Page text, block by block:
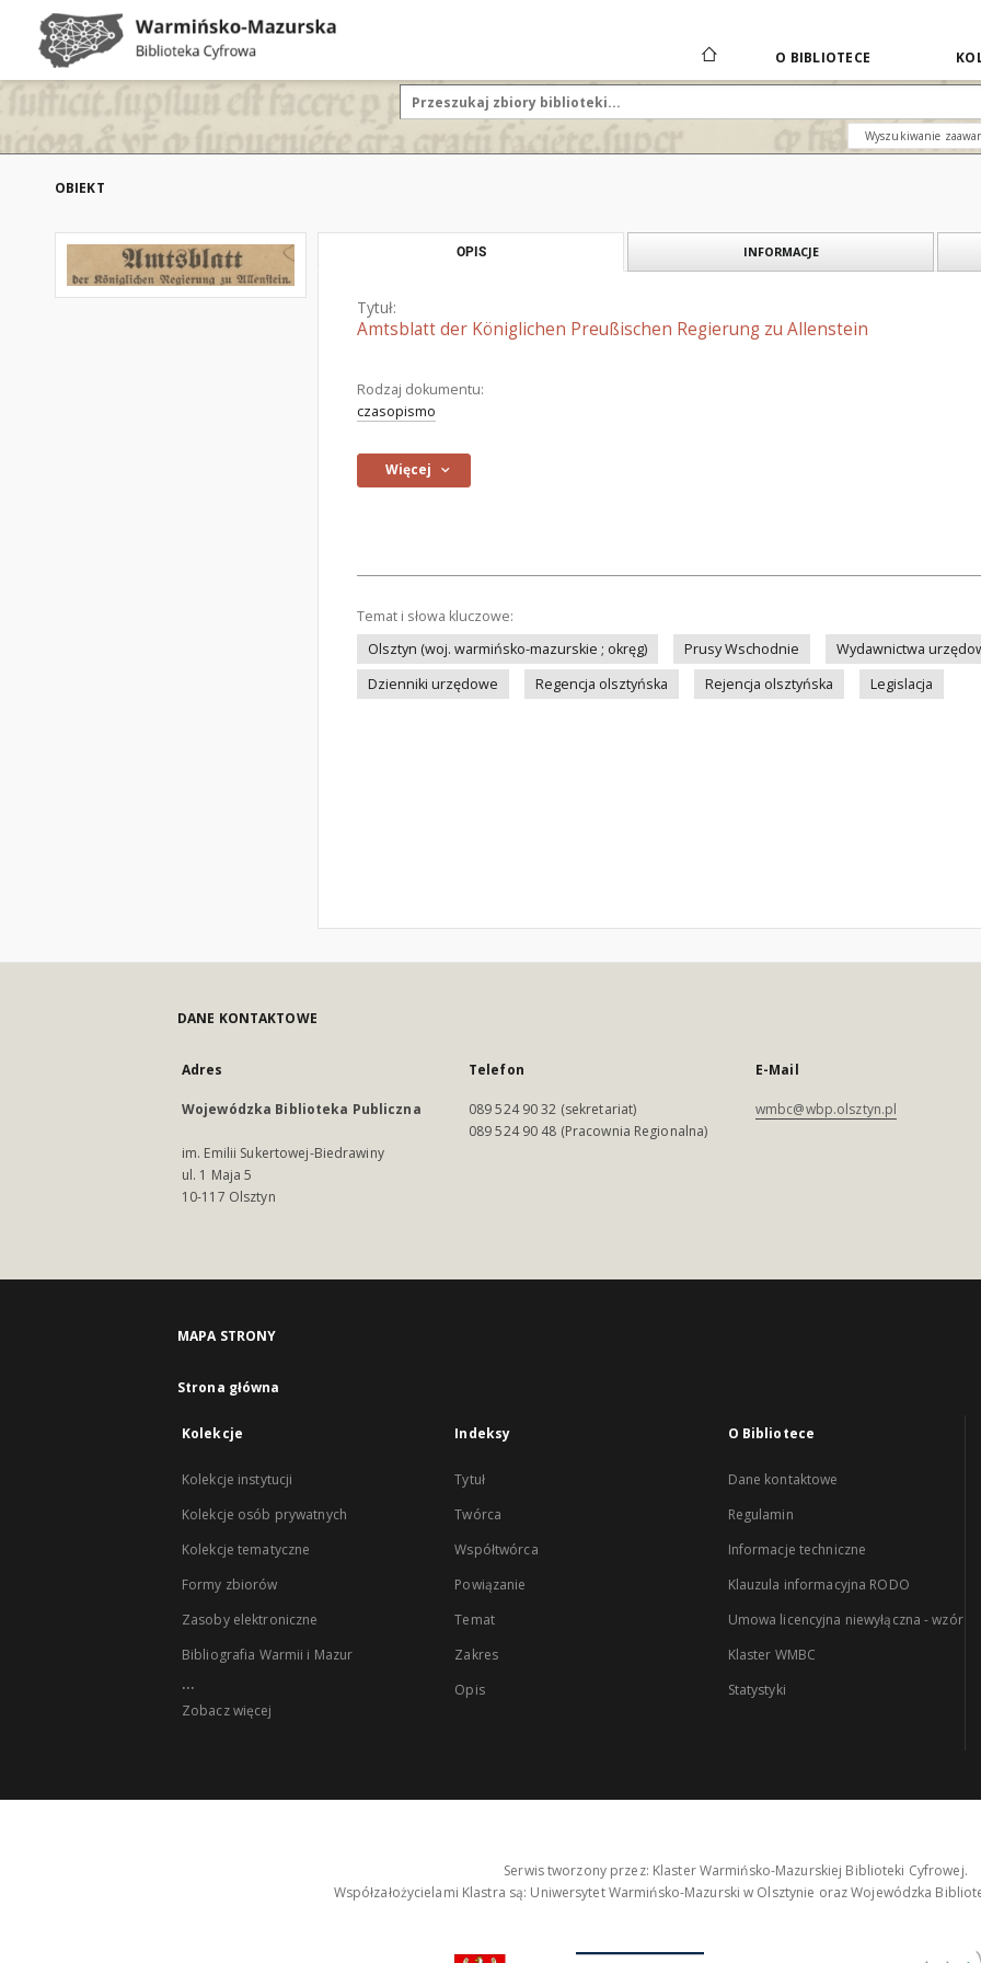
O BIBLIOTECE
Wyszukiwanie
OBIEKT
OPIS INFORMACJE
Tytuł:
Amtsblatt der Königlichen Preußischen Regierung zu Allenstein
Rodzaj dokumentu:
czasopismo
Więcej
Temat i słowa kluczowe:
Olsztyn (woj. warmińsko-mazurskie ; okręg)
Prusy Wschodnie Wydawnictwa
Dzienniki urzędowe
Regencja olsztyńska Rejencja olsztyńska Legislacja
DANE KONTAKTOWE
Adres
Wojewódzka Biblioteka Publiczna
im. Emilii Sukertowej-Biedrawiny
ul. 1 Maja 5
10-117 Olsztyn
Telefon
089 524 90 32 (sekretariat)
089 524 90 48 (Pracownia Regionalna)
E-Mail
wmbc@wbp.olsztyn.pl
MAPA STRONY
Strona główna
Kolekcje
Kolekcje instytucji
Kolekcje osób prywatnych
Kolekcje tematyczne
Formy zbiorów
Zasoby elektroniczne
Bibliografia Warmii i Mazur
...
Zobacz więcej
Indeksy
Tytuł
Twórca
Współtwórca
Powiązanie
Temat
Zakres
Opis
O Bibliotece
Dane kontaktowe
Regulamin
Informacje techniczne
Klauzula informacyjna RODO
Umowa licencyjna niewyłączna - wzór
Klaster WMBC
Statystyki
Serwis tworzony przez: Klaster Warmińsko-Mazurskiej Biblioteki Cyfrowej.
Współzałożycielami Klastra są: Uniwersytet Warmińsko-Mazurski w Olsztynie oraz Wojewódzka